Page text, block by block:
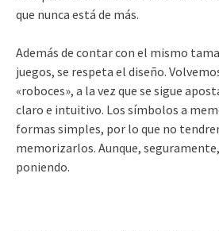
que nunca está de más.
Además de contar con el mismo
juegos, se respeta el diseño.
«roboces», a la vez que se sigue
claro e intuitivo. Los símbolos a
formas simples, por lo que no
memorizarlos. Aunque,
poniendo.